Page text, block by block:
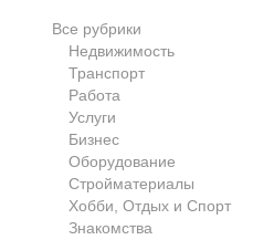
Все рубрики
Недвижимость
Транспорт
Работа
Услуги
Бизнес
Оборудование
Стройматериалы
Хобби, Отдых и Спорт
Знакомства